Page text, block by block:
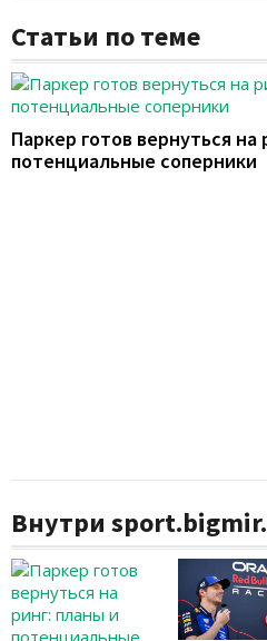
Статьи по теме
Паркер готов вернуться на
потенциальные соперники
Внутри